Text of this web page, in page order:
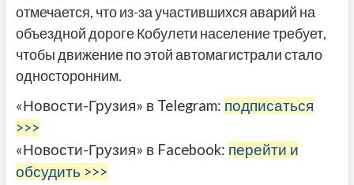
отмечается, что из-за участившихся аварий на
объездной дороге Кобулети население требует,
чтобы движение по этой автомагистрали стало
односторонним.
«Новости-Грузия» в Telegram: подписаться
>>>
«Новости-Грузия» в Facebook: перейти и
обсудить >>>